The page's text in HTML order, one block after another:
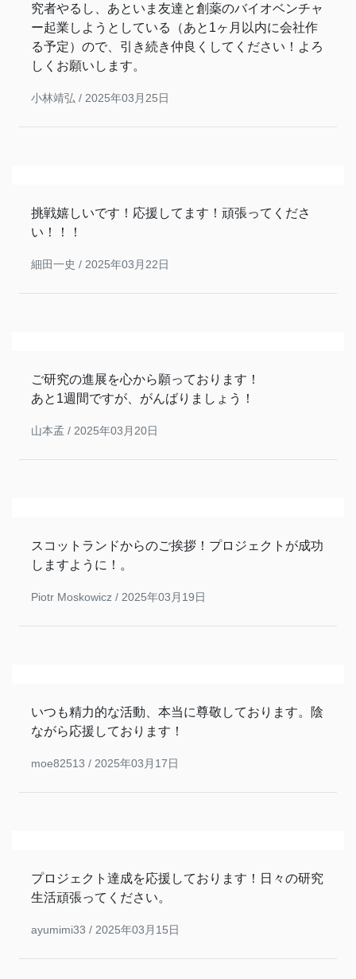
究者やるし、あといま友達と創薬のバイオベンチャ
ー起業しようとしている（あと1ヶ月以内に会社作
る予定）ので、引き続き仲良くしてください！よろ
しくお願いします。
小林靖弘 / 2025年03月25日
挑戦嬉しいです！応援してます！頑張ってくださ
い！！！
細田一史 / 2025年03月22日
ご研究の進展を心から願っております！
あと1週間ですが、がんばりましょう！
山本孟 / 2025年03月20日
スコットランドからのご挨拶！プロジェクトが成功
しますように！。
Piotr Moskowicz / 2025年03月19日
いつも精力的な活動、本当に尊敬しております。陰
ながら応援しております！
moe82513 / 2025年03月17日
プロジェクト達成を応援しております！日々の研究
生活頑張ってください。
ayumimi33 / 2025年03月15日